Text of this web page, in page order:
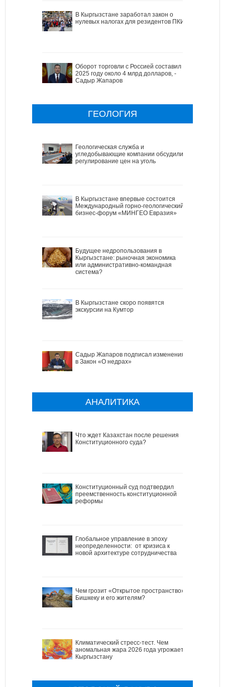
В Кыргызстане заработал закон о
нулевых налогах для резидентов ПКИ
Оборот торговли с Россией составил в
2025 году около 4 млрд долларов, -
Садыр Жапаров
ГЕОЛОГИЯ
Геологическая служба и
угледобывающие компании обсудили
регулирование цен на уголь
В Кыргызстане впервые состоится
Международный горно-геологический
бизнес-форум «МИНГЕО Евразия»
Будущее недропользования в
Кыргызстане: рыночная экономика
или административно-командная
система?
В Кыргызстане скоро появятся
экскурсии на Кумтор
Садыр Жапаров подписал изменения
в Закон «О недрах»
АНАЛИТИКА
Что ждет Казахстан после решения
Конституционного суда?
Конституционный суд подтвердил
преемственность конституционной
реформы
Глобальное управление в эпоху
неопределенности: от кризиса к
новой архитектуре сотрудничества
Чем грозит «Открытое пространство»
Бишкеку и его жителям?
Климатический стресс-тест. Чем
аномальная жара 2026 года угрожает
Кыргызстану